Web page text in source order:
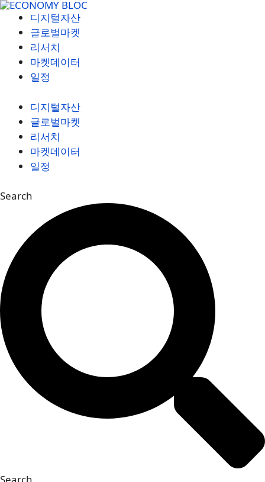
컨
디지털자산
글로벌마켓
리서치
마켓데이터
일정
디지털자산
글로벌마켓
리서치
마켓데이터
일정
Search